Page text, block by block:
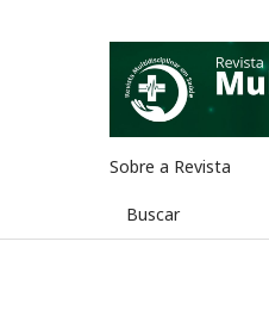
Sobre a Revista
Buscar